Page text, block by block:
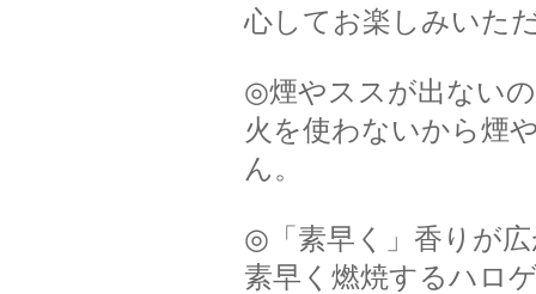
心してお楽しみいた
◎煙やススが出ない
火を使わないから煙
ん。
◎「素早く」香りが
素早く燃焼するハロ